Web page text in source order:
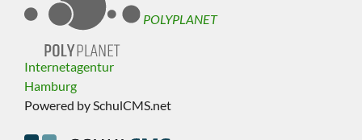
POLYPLANET
Internetagentur
Hamburg
Powered by SchulCMS.net